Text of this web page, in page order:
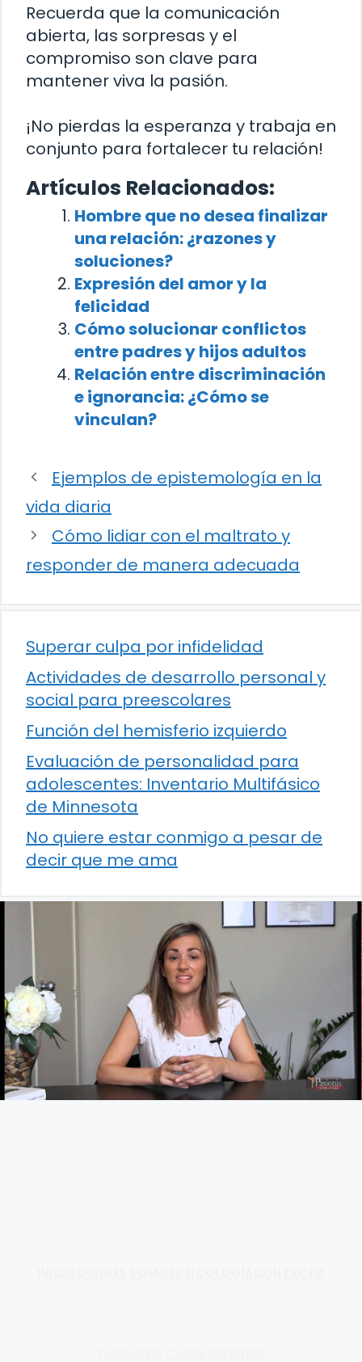
Recuerda que la comunicación
abierta, las sorpresas y el
compromiso son clave para
mantener viva la pasión.
¡No pierdas la esperanza y trabaja en
conjunto para fortalecer tu relación!
Artículos Relacionados:
Hombre que no desea finalizar
una relación: ¿razones y
soluciones?
Expresión del amor y la
felicidad
Cómo solucionar conflictos
entre padres y hijos adultos
Relación entre discriminación
e ignorancia: ¿Cómo se
vinculan?
Ejemplos de epistemología en la
vida diaria
Cómo lidiar con el maltrato y
responder de manera adecuada
Superar culpa por infidelidad
Actividades de desarrollo personal y
social para preescolares
Función del hemisferio izquierdo
Evaluación de personalidad para
adolescentes: Inventario Multifásico
de Minnesota
No quiere estar conmigo a pesar de
decir que me ama